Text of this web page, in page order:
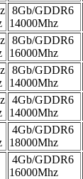
8Gb/GDDR6
14000Mhz
8Gb/GDDR6
16000Mhz
8Gb/GDDR6
14000Mhz
4Gb/GDDR6
14000Mhz
4Gb/GDDR6
18000Mhz
4Gb/GDDR6
16000Mhz